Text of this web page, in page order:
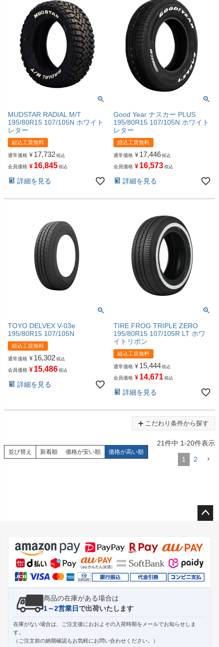
MUDSTAR RADIAL M/T
195/80R15 107/105N ホワイト
レター
組込工賃無料
通常価格 ¥ 17,732 税込
会員価格 ¥ 16,845 税込
詳細を見る
Good Year ナスカー PLUS
195/80R15 107/105N ホワイト
レター
組込工賃無料
通常価格 ¥ 17,446 税込
会員価格 ¥ 16,573 税込
詳細を見る
TOYO DELVEX V-03e
195/80R15 107/105N
組込工賃無料
通常価格 ¥ 16,302 税込
会員価格 ¥ 15,486 税込
詳細を見る
TIRE FROG TRIPLE ZERO
195/80R15 107/105R LT ホワ
イトリボン
組込工賃無料
通常価格 ¥ 15,444 税込
会員価格 ¥ 14,671 税込
詳細を見る
こだわり条件から探す
並び替え 新着順 価格が安い順 価格が高い順
21件中 1-20件表示
1 2
ジト
ップ
へ
商品の在庫がある場合は
1～2営業日で出荷いたします
在庫がない場合は、ご注文後におおよその入荷時期をメールでお知らせしま
す。
（ご注文前の納期確認もお気軽にお問い合わせください。）